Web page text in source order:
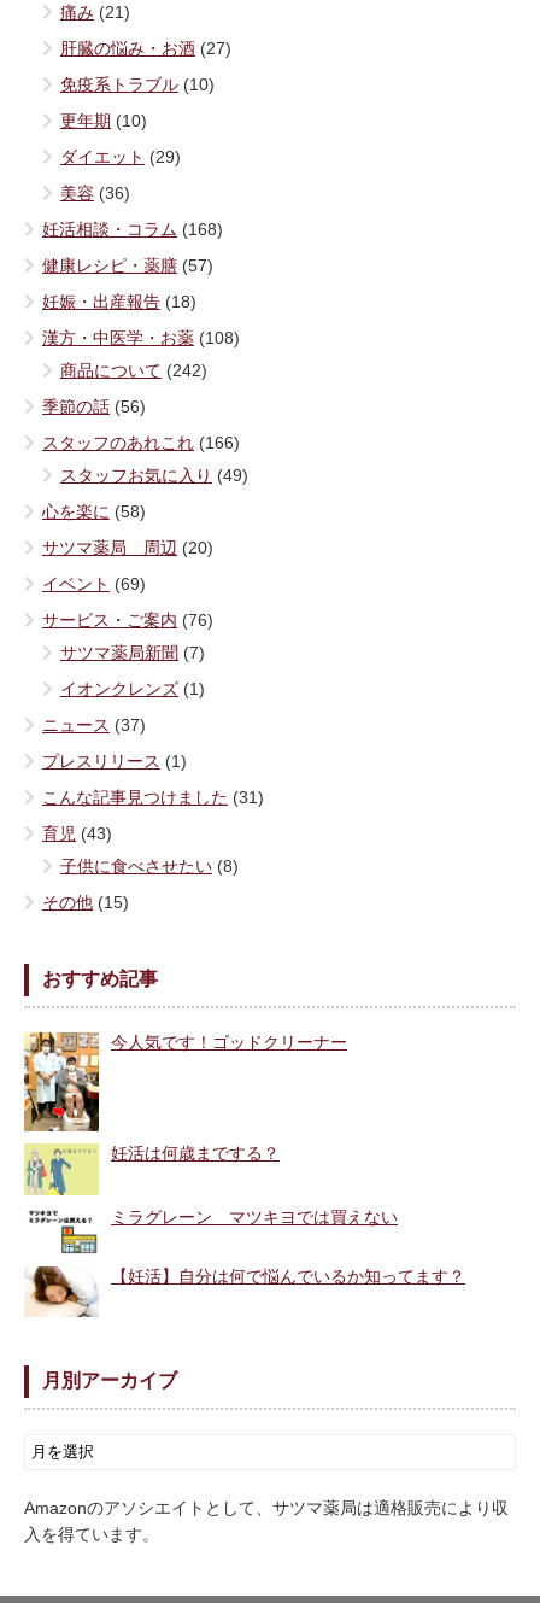
痛み (21)
肝臓の悩み・お酒 (27)
免疫系トラブル (10)
更年期 (10)
ダイエット (29)
美容 (36)
妊活相談・コラム (168)
健康レシピ・薬膳 (57)
妊娠・出産報告 (18)
漢方・中医学・お薬 (108)
商品について (242)
季節の話 (56)
スタッフのあれこれ (166)
スタッフお気に入り (49)
心を楽に (58)
サツマ薬局 周辺 (20)
イベント (69)
サービス・ご案内 (76)
サツマ薬局新聞 (7)
イオンクレンズ (1)
ニュース (37)
プレスリリース (1)
こんな記事見つけました (31)
育児 (43)
子供に食べさせたい (8)
その他 (15)
おすすめ記事
今人気です！ゴッドクリーナー
妊活は何歳までする？
ミラグレーン マツキヨでは買えない
【妊活】自分は何で悩んでいるか知ってます？
月別アーカイブ
Amazonのアソシエイトとして、サツマ薬局は適格販売により収
入を得ています。